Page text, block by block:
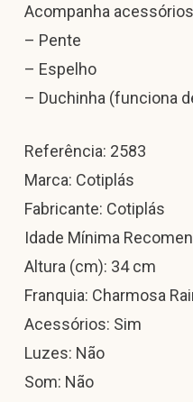
Acompanha
– Pente
– Espelho
– Duchinha (funciona
Referência: 2583
Marca: Cotiplás
Fabricante: Cotiplás
Idade Mínima
Altura (cm): 34 cm
Franquia: Charmosa
Acessórios: Sim
Luzes: Não
Som: Não